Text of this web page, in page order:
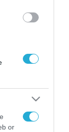
or